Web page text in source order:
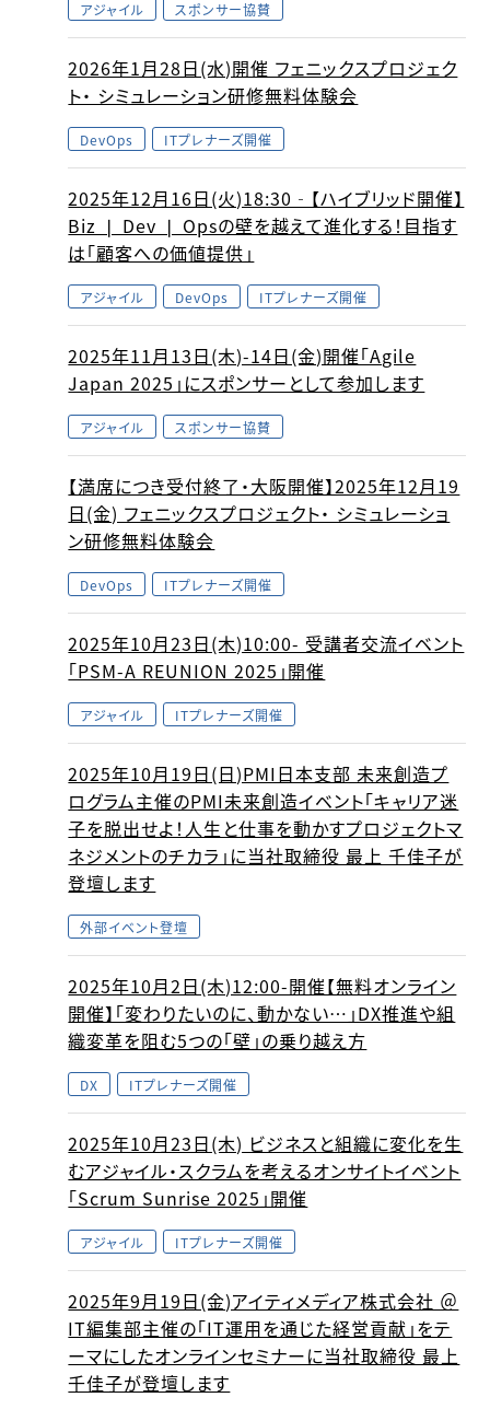
アジャイル スポンサー協賛
2026年1月28日(水)開催 フェニックスプロジェク
ト・ シミュレーション研修無料体験会
DevOps ITプレナーズ開催
2025年12月16日(火)18:30‐【ハイブリッド開催】
Biz ❘ Dev ❘ Opsの壁を越えて進化する！目指す
は「顧客への価値提供」
アジャイル DevOps ITプレナーズ開催
2025年11月13日(木)-14日(金)開催「Agile
Japan 2025」にスポンサーとして参加します
アジャイル スポンサー協賛
【満席につき受付終了・大阪開催】2025年12月19
日(金) フェニックスプロジェクト・ シミュレーショ
ン研修無料体験会
DevOps ITプレナーズ開催
2025年10月23日(木)10:00- 受講者交流イベント
「PSM-A REUNION 2025」開催
アジャイル ITプレナーズ開催
2025年10月19日(日)PMI日本支部 未来創造プ
ログラム主催のPMI未来創造イベント「キャリア迷
子を脱出せよ！人生と仕事を動かすプロジェクトマ
ネジメントのチカラ」に当社取締役 最上 千佳子が
登壇します
外部イベント登壇
2025年10月2日(木)12:00-開催【無料オンライン
開催】「変わりたいのに、動かない…」DX推進や組
織変革を阻む5つの「壁」の乗り越え方
DX ITプレナーズ開催
2025年10月23日(木) ビジネスと組織に変化を生
むアジャイル・スクラムを考えるオンサイトイベント
「Scrum Sunrise 2025」開催
アジャイル ITプレナーズ開催
2025年9月19日(金)アイティメディア株式会社 ＠
IT編集部主催の「IT運用を通じた経営貢献」をテ
ーマにしたオンラインセミナーに当社取締役 最上
千佳子が登壇します